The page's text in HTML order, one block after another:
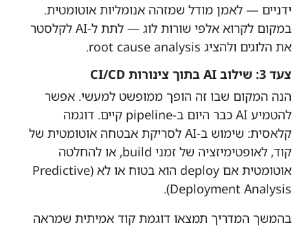
ידניים — לאמן מודל שמזהה אנומליות אוטומטית.
במקום לקרוא אלפי שורות לוג — לתת ל-AI לקלסטר
את הלוגים ולהציג root cause analysis.
צעד 3: שילוב AI בתוך צינורות CI/CD
הנה המקום שבו זה הופך ממופשט למעשי. אפשר
להטמיע AI כבר היום ב-pipeline קיים. דוגמה
קלאסית: שימוש ב-AI לסריקת אבטחה אוטומטית של
קוד, לאופטימיזציה של זמני build, או להחלטה
אוטומטית אם deploy הוא בטוח או לא (Predictive
Deployment Analysis).
בהמשך המדריך תמצאו דוגמת קוד אמיתית שמראה